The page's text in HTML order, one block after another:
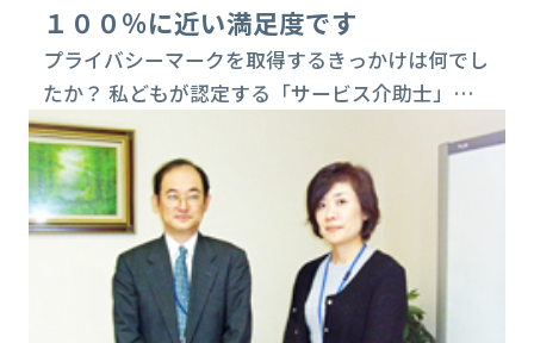
１００％に近い満足度です
プライバシーマークを取得するきっかけは何でし
たか？ 私どもが認定する「サービス介助士」の
受講者や資格保有者の個人情報がやがて１０万人
に近づいてきました。ＪＲ東日本様、イオング
ループ様、ＮＴＴドコモ様などの大手企業様の大
量の社員情報もお預かりしております。勿論、協
会としても増え続ける個人情報の適切な運用と管
理については自覚しています。これまでも集合教
育や勉強会も都度、実施してきました。ですが、